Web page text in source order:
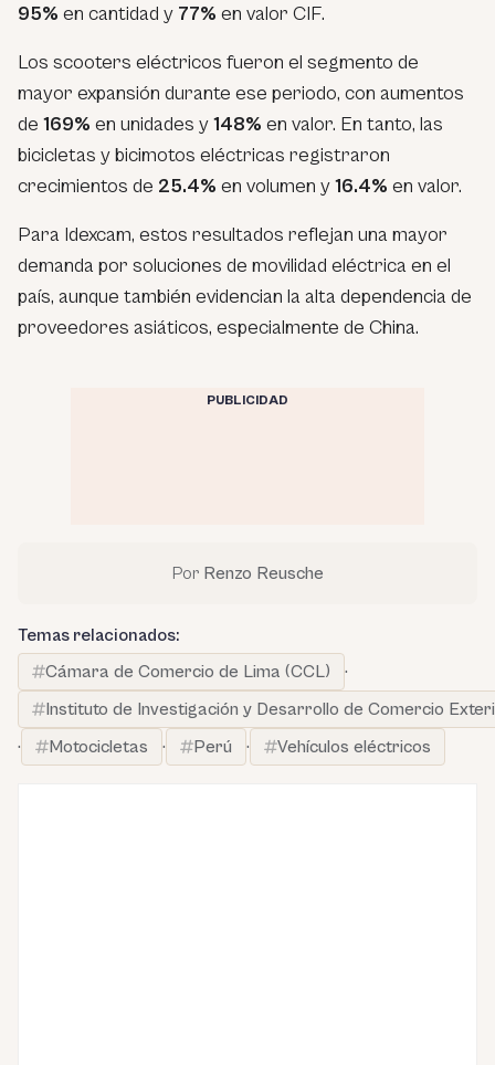
95% en cantidad y 77% en valor CIF.
Los scooters eléctricos fueron el segmento de
mayor expansión durante ese periodo, con aumentos
de 169% en unidades y148% en valor. En tanto, las
bicicletas y bicimotos eléctricas registraron
crecimientos de 25.4% en volumen y16.4% en valor.
Para Idexcam, estos resultados reflejan una mayor
demanda por soluciones de movilidad eléctrica en el
país, aunque también evidencian la alta dependencia de
proveedores asiáticos, especialmente de China.
PUBLICIDAD
Por Renzo Reusche
Temas relacionados:
Cámara de Comercio de Lima (CCL)
·
Instituto de Investigación y Desarrollo de Comercio
·
Motocicletas · Perú · Vehículos eléctricos